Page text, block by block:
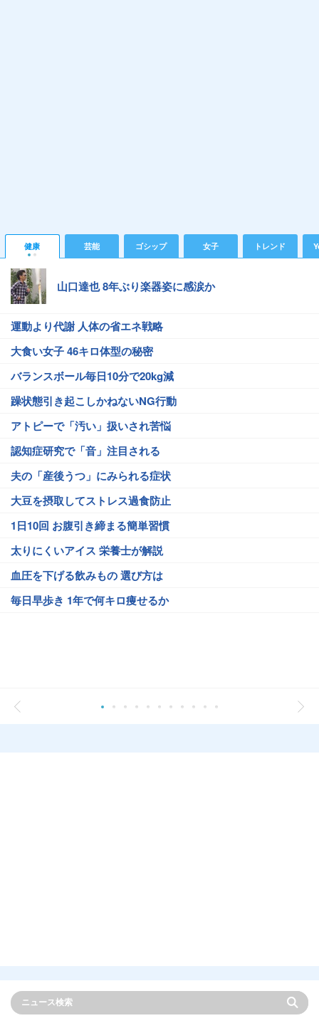
健康 芸能 ゴシップ 女子 トレンド
山口達也 8年ぶり楽器姿に感涙か
運動より代謝 人体の省エネ戦略
大食い女子 46キロ体型の秘密
バランスボール毎日10分で20kg減
躁状態引き起こしかねないNG行動
アトピーで「汚い」扱いされ苦悩
認知症研究で「音」注目される
夫の「産後うつ」にみられる症状
大豆を摂取してストレス過食防止
1日10回 お腹引き締まる簡単習慣
太りにくいアイス 栄養士が解説
血圧を下げる飲みもの 選び方は
毎日早歩き 1年で何キロ痩せるか